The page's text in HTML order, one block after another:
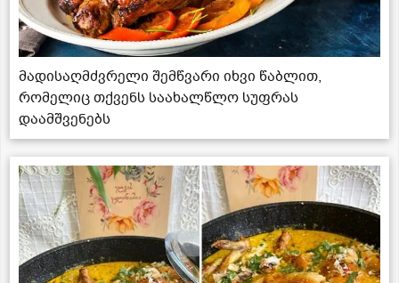
მადისაღმძვრელი შემწვარი იხვი წაბლით,
რომელიც თქვენს საახალწლო სუფრას
დაამშვენებს